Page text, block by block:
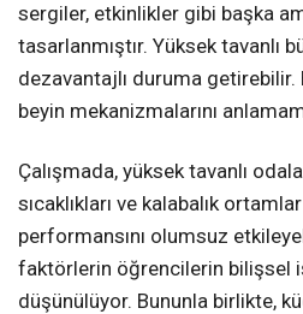
sergiler, etkinlikler gibi başka
tasarlanmıştır. Yüksek tavanlı
dezavantajlı duruma getirebilir.
beyin mekanizmalarını
Çalışmada, yüksek tavanlı
sıcaklıkları ve kalabalık
performansını olumsuz
faktörlerin öğrencilerin bilişsel
düşünülüyor. Bununla birlikte,